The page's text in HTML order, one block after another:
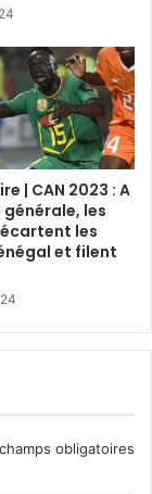
| CAN 2023 : A
les
les
et filent
obligatoires